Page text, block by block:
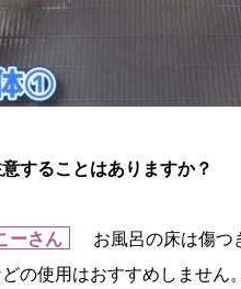
することはありますか？
ーさん
お風呂の床は傷つ
の使用はおすすめしません